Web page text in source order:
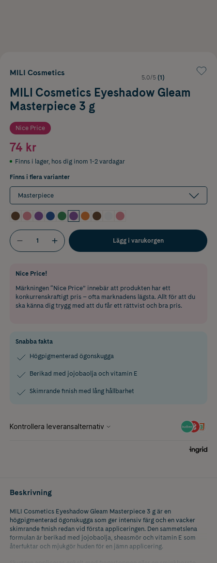
MILI Cosmetics
5.0/5 (1)
MILI Cosmetics Eyeshadow Gleam
Masterpiece 3 g
Nice Price
74 kr
Finns i lager, hos dig inom 1-2 vardagar
Finns i flera varianter
Masterpiece
Lägg i varukorgen
Nice Price!
Märkningen “Nice Price” innebär att produkten har ett
konkurrenskraftigt pris – ofta marknadens lägsta. Allt för att du
ska känna dig trygg med att du får ett rättvist och bra pris.
Snabba fakta
Högpigmenterad ögonskugga
Berikad med jojobaolja och vitamin E
Skimrande finish med lång hållbarhet
Beskrivning
MILI Cosmetics Eyeshadow Gleam Masterpiece 3 g är en
högpigmenterad ögonskugga som ger intensiv färg och en vacker
skimrande finish redan vid första appliceringen. Den sammetslena
formulan är berikad med jojobaolja, sheasmör och vitamin E som
återfuktar och mjukgör huden för en jämn applicering.